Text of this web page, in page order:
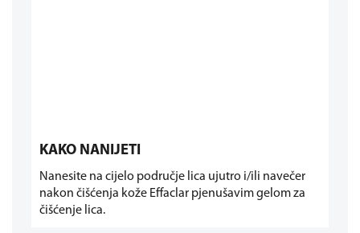
KAKO NANIJETI
Nanesite na cijelo područje lica ujutro i/ili navečer
nakon čišćenja kože Effaclar pjenušavim gelom za
čišćenje lica.